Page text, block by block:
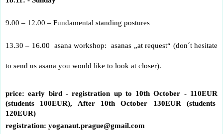
9.00 – 12.00 – Fundamental standing postures
13.30 – 16.00 asana workshop: asanas „at request“ (don´t hesitate
to send us asana you would like to look at closer).
price: early bird - registration up to 10th October - 110EUR
(students 100EUR), After 10th October 130EUR (students
120EUR)
registration: yoganaut.prague@gmail.com